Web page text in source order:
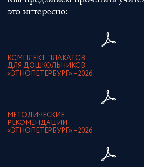
это интересно:
КОМПЛЕКТ ПЛАКАТОВ
ДЛЯ ДОШКОЛЬНИКОВ
«ЭТНОПЕТЕРБУРГ» – 2026
МЕТОДИЧЕСКИЕ
РЕКОМЕНДАЦИИ
«ЭТНОПЕТЕРБУРГ» – 2026